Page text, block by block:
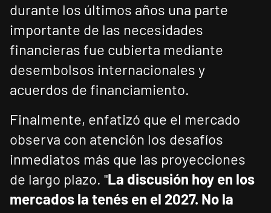
durante los últimos años una parte
importante de las necesidades
financieras fue cubierta mediante
desembolsos internacionales y
acuerdos de financiamiento.
Finalmente, enfatizó que el mercado
observa con atención los desafíos
inmediatos más que las proyecciones
de largo plazo. "La discusión hoy en los
mercados la tenés en el 2027. No la